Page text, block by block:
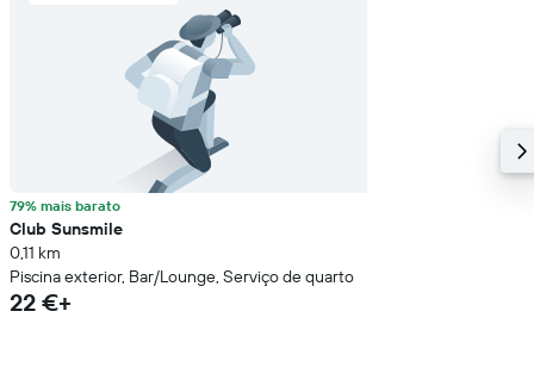
79% mais barato
Club Sunsmile
0,11 km
Piscina exterior, Bar/Lounge, Serviço de quarto
22 €+